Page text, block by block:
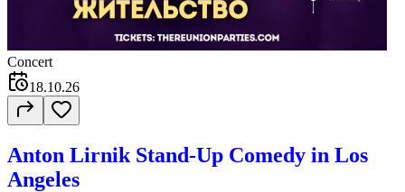
Concert
18.10.26
Anton Lirnik Stand-Up Comedy in Los
Angeles